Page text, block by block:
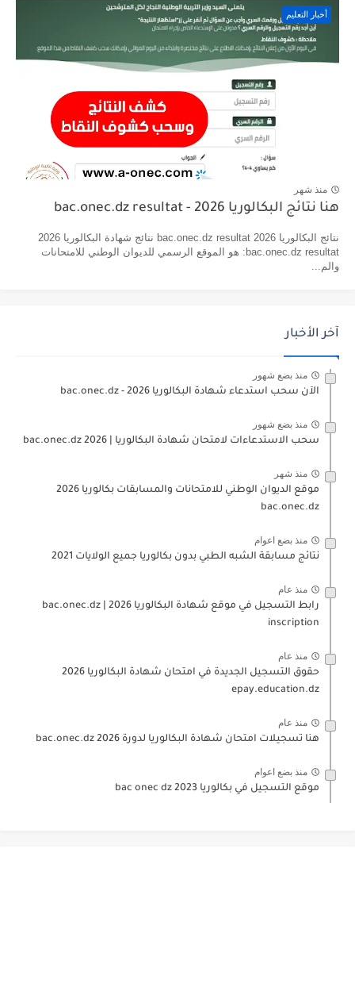
أخبار التعليم
منذ شهر
هنا نتائج البكالوريا 2026 - bac.onec.dz resultat
نتائج البكالوريا 2026 bac.onec.dz resultat نتائج شهادة البكالوريا 2026
bac.onec.dz resultat: هو الموقع الرسمي للديوان الوطني للامتحانات
والم...
آخر الأخبار
منذ بضع شهور
الآن سحب استدعاء شهادة البكالوريا bac.onec.dz - 2026
منذ بضع شهور
سحب الاستدعاءات لامتحان شهادة البكالوريا | 2026 bac.onec.dz
منذ شهر
موقع الديوان الوطني للامتحانات والمسابقات بكالوريا 2026
bac.onec.dz
منذ بضع اعوام
نتائج مسابقة الشبه الطبي بدون بكالوريا جميع الولايات 2021
منذ عام
رابط التسجيل في موقع شهادة البكالوريا 2026 | bac.onec.dz
inscription
منذ عام
حقوق التسجيل الجديدة في امتحان شهادة البكالوريا 2026
epay.education.dz
منذ عام
هنا تسجيلات امتحان شهادة البكالوريا لدورة 2026 bac.onec.dz
منذ بضع اعوام
موقع التسجيل في بكالوريا 2023 bac onec dz